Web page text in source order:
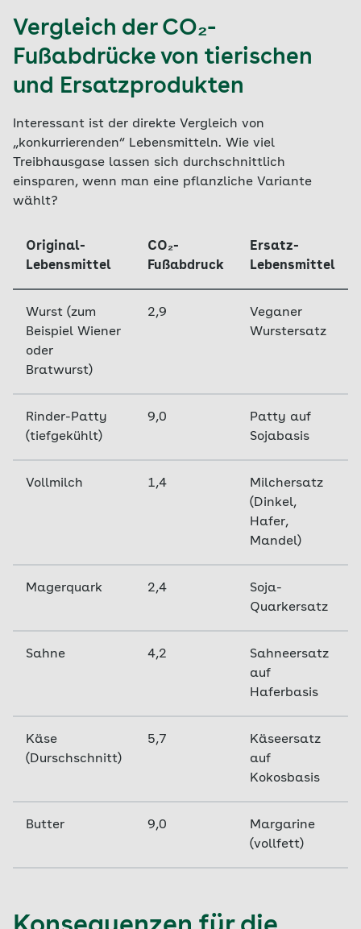
Vergleich der CO₂-
Fußabdrücke von tierischen
und Ersatzprodukten
Interessant ist der direkte Vergleich von
„konkurrierenden“ Lebensmitteln. Wie viel
Treibhausgase lassen sich durchschnittlich
einsparen, wenn man eine pflanzliche Variante
wählt?
Original-
Lebensmittel
CO₂-
Fußabdruck
Ersatz-
Lebensmittel
Wurst (zum
Beispiel Wiener
oder
Bratwurst)
2,9
Veganer
Wurstersatz
Rinder-Patty
(tiefgekühlt)
9,0
Patty auf
Sojabasis
Vollmilch 1,4
Milchersatz
(Dinkel,
Hafer,
Mandel)
Magerquark 2,4
Soja-
Quarkersatz
Sahne 4,2
Sahneersatz
auf
Haferbasis
Käse
(Durschschnitt)
5,7
Käseersatz
auf
Kokosbasis
Butter 9,0
Margarine
(vollfett)